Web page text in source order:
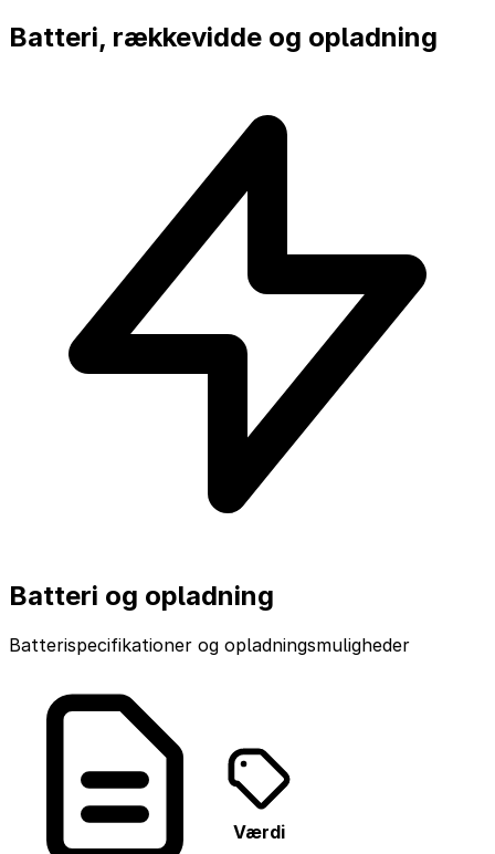
Batteri, rækkevidde og opladning
Batteri og opladning
Batterispecifikationer og opladningsmuligheder
Værdi